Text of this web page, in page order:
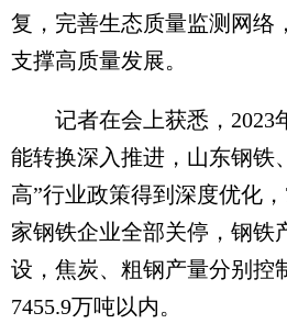
复，完善生态质量监测网络
支撑高质量发展。
记者在会上获悉，2023
能转换深入推进，山东钢铁
高”行业政策得到深度优化
家钢铁企业全部关停，钢铁
设，焦炭、粗钢产量分别控
7455.9万吨以内。